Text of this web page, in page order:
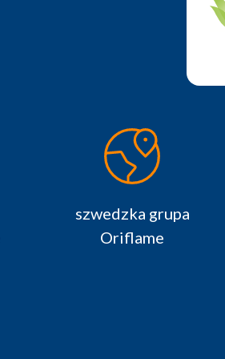
szwedzka grupa
Oriflame